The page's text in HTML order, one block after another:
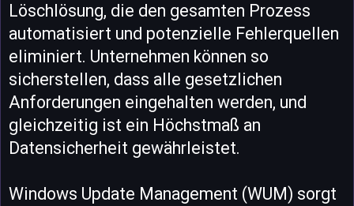
Löschlösung, die den gesamten Prozess
automatisiert und potenzielle Fehlerquellen
eliminiert. Unternehmen können so
sicherstellen, dass alle gesetzlichen
Anforderungen eingehalten werden, und
gleichzeitig ist ein Höchstmaß an
Datensicherheit gewährleistet.
Windows Update Management (WUM) sorgt